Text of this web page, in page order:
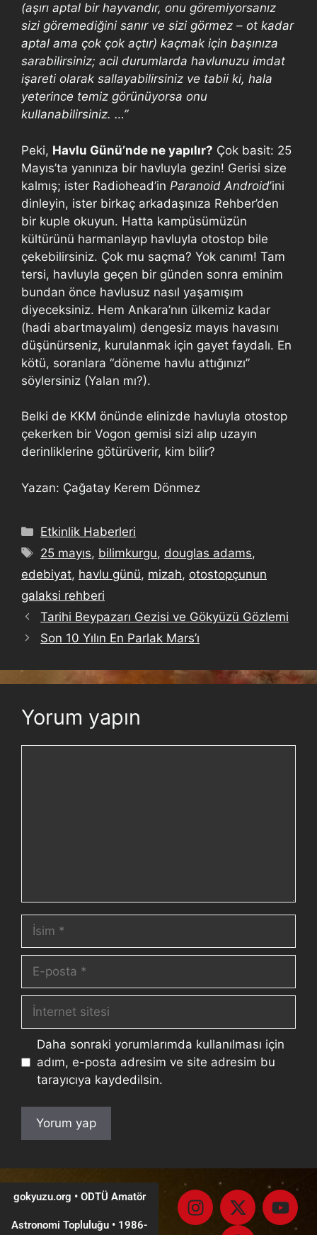
(aşırı aptal bir hayvandır, onu göremiyorsanız
sizi göremediğini sanır ve sizi görmez – ot kadar
aptal ama çok çok açtır) kaçmak için başınıza
sarabilirsiniz; acil durumlarda havlunuzu imdat
işareti olarak sallayabilirsiniz ve tabii ki, hala
yeterince temiz görünüyorsa onu
kullanabilirsiniz. …”
Peki, Havlu Günü’nde ne yapılır? Çok basit: 25
Mayıs’ta yanınıza bir havluyla gezin! Gerisi size
kalmış; ister Radiohead’in Paranoid Android’ini
dinleyin, ister birkaç arkadaşınıza Rehber’den
bir kuple okuyun. Hatta kampüsümüzün
kültürünü harmanlayıp havluyla otostop bile
çekebilirsiniz. Çok mu saçma? Yok canım! Tam
tersi, havluyla geçen bir günden sonra eminim
bundan önce havlusuz nasıl yaşamışım
diyeceksiniz. Hem Ankara’nın ülkemiz kadar
(hadi abartmayalım) dengesiz mayıs havasını
düşünürseniz, kurulanmak için gayet faydalı. En
kötü, soranlara “döneme havlu attığınızı”
söylersiniz (Yalan mı?).
Belki de KKM önünde elinizde havluyla otostop
çekerken bir Vogon gemisi sizi alıp uzayın
derinliklerine götürüverir, kim bilir?
Yazan: Çağatay Kerem Dönmez
Etkinlik Haberleri
25 mayıs, bilimkurgu, douglas adams,
edebiyat, havlu günü, mizah, otostopçunun
galaksi rehberi
Tarihi Beypazarı Gezisi ve Gökyüzü Gözlemi
Son 10 Yılın En Parlak Mars’ı
Yorum yapın
Daha sonraki yorumlarımda kullanılması için
adım, e-posta adresim ve site adresim bu
tarayıcıya kaydedilsin.
gokyuzu.org • ODTÜ Amatör
Astronomi Topluluğu •1986-